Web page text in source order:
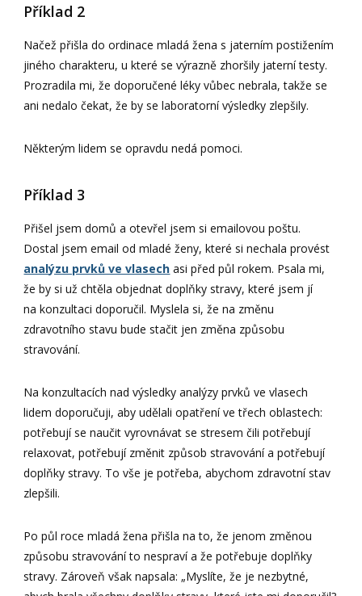
Příklad 2
Načež přišla do ordinace mladá žena s jaterním postižením
jiného charakteru, u které se výrazně zhoršily jaterní testy.
Prozradila mi, že doporučené léky vůbec nebrala, takže se
ani nedalo čekat, že by se laboratorní výsledky zlepšily.
Některým lidem se opravdu nedá pomoci.
Příklad 3
Přišel jsem domů a otevřel jsem si emailovou poštu.
Dostal jsem email od mladé ženy, které si nechala provést
analýzu prvků ve vlasech asi před půl rokem. Psala mi,
že by si už chtěla objednat doplňky stravy, které jsem jí
na konzultaci doporučil. Myslela si, že na změnu
zdravotního stavu bude stačit jen změna způsobu
stravování.
Na konzultacích nad výsledky analýzy prvků ve vlasech
lidem doporučuji, aby udělali opatření ve třech oblastech:
potřebují se naučit vyrovnávat se stresem čili potřebují
relaxovat, potřebují změnit způsob stravování a potřebují
doplňky stravy. To vše je potřeba, abychom zdravotní stav
zlepšili.
Po půl roce mladá žena přišla na to, že jenom změnou
způsobu stravování to nespraví a že potřebuje doplňky
stravy. Zároveň však napsala: „Myslíte, že je nezbytné,